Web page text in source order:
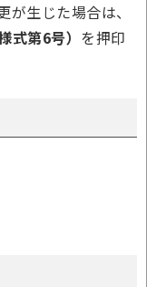
生じた場合は、
第6号） を押印